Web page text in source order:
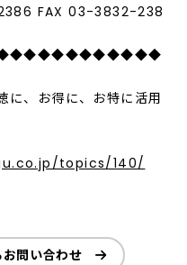
FAX 03-3832-238
、お得に、お特に活用
topics/140/
問い合わせ